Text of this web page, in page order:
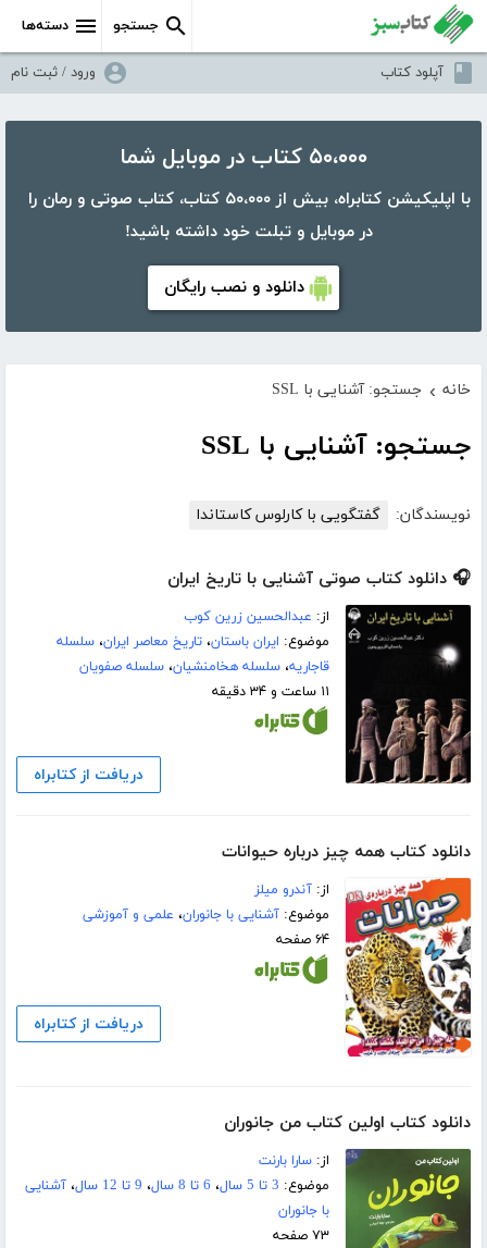
دسته‌ها جستجو
آپلود کتاب ورود / ثبت نام
۵۰،۰۰۰ کتاب در موبایل شما
با اپلیکیشن کتابراه، بیش از ۵۰،۰۰۰ کتاب، کتاب صوتی و رمان را
در موبایل و تبلت خود داشته باشید!
دانلود و نصب رایگان
خانه › جستجو: آشنایی با SSL
جستجو: آشنایی با SSL
نویسندگان: گفتگویی با کارلوس کاستاندا
🎧 دانلود کتاب صوتی آشنایی با تاریخ ایران
از: عبدالحسین زرین کوب
موضوع: ایران باستان،تاریخ معاصر ایران،سلسله
قاجاریه،سلسله هخامنشیان،سلسله صفویان
۱۱ ساعت و ۳۴ دقیقه
دریافت از کتابراه
دانلود کتاب همه چیز درباره حیوانات
از:آندرو میلز
موضوع:آشنایی با جانوران، علمی و آموزشی
۶۴ صفحه
دریافت از کتابراه
دانلود کتاب اولین کتاب من جانوران
از:سارا بارنت
موضوع: 3 تا 5 سال ، 6 تا 8 سال ، 9 تا 12 سال ،آشنایی
با جانوران
۷۳ صفحه